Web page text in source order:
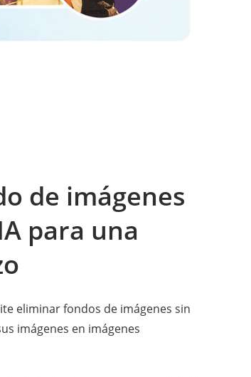
de imágenes
para una
eliminar fondos de imágenes sin
imágenes en imágenes